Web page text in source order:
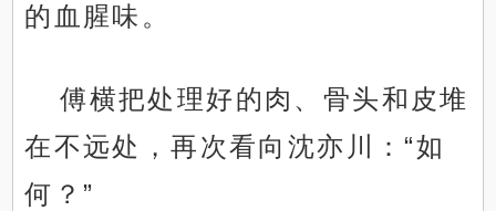
的血腥味。
傅横把处理好的肉、骨头和皮堆
在不远处，再次看向沈亦川：“如
何？”